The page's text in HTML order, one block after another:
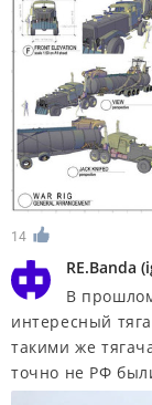
14
RE.Banda (
В
интересный
такими же
точно не РФ